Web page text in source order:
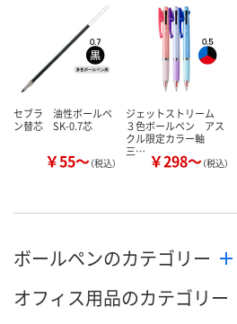
カゴへ
セブラ 油性ボールペ
ン替芯 SK-0.7芯
￥55～（税込）
ジェットストリーム
３色ボールペン アス
クル限定カラー軸
三… ￥298～（税込）
ボールペンのカテゴリー
オフィス用品のカテゴリー